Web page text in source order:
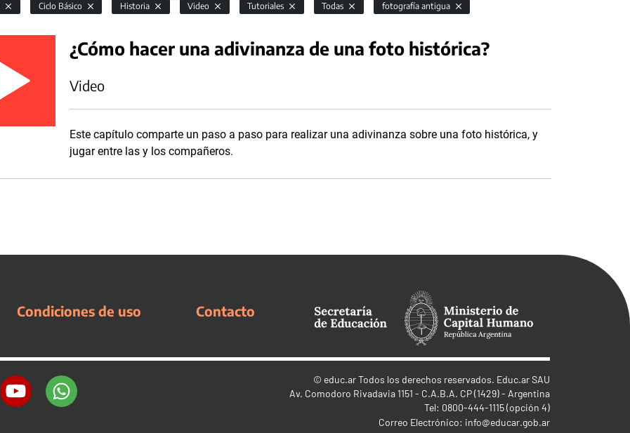
Ciclo Básico Historia Video Tutoriales Todas fotografía antigua
¿Cómo hacer una adivinanza de una foto histórica?
Video
Este capítulo comparte un paso a paso para realizar una adivinanza sobre una foto histórica, y
jugar entre las y los compañeros.
Condiciones de uso Contacto
© educ.arTodos los derechos reservados. Educ.ar SAU
Av. Comodoro Rivadavia 1151 - C.A.B.A. CP (1429) - Argentina
Tel: 0800-444-1115 (opción 4)
Correo Electrónico: info@educar.gob.ar